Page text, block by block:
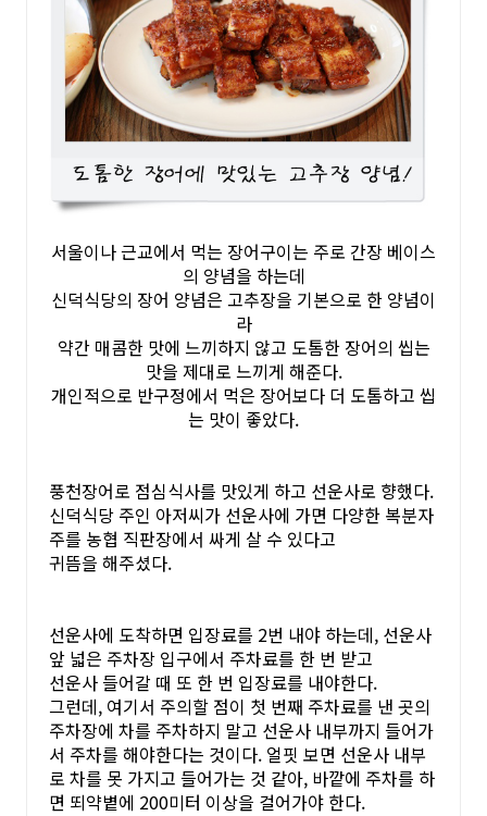
서울이나 근교에서 먹는 장어구이는 주로 간장 베이스
의 양념을 하는데
신덕식당의 장어 양념은 고추장을 기본으로 한 양념이
라
약간 매콤한 맛에 느끼하지 않고 도톰한 장어의 씹는
맛을 제대로 느끼게 해준다.
개인적으로 반구정에서 먹은 장어보다 더 도톰하고 씹
는 맛이 좋았다.
풍천장어로 점심식사를 맛있게 하고 선운사로 향했다.
신덕식당 주인 아저씨가 선운사에 가면 다양한 복분자
주를 농협 직판장에서 싸게 살 수 있다고
귀뜸을 해주셨다.
선운사에 도착하면 입장료를 2번 내야 하는데, 선운사
앞 넓은 주차장 입구에서 주차료를 한 번 받고
선운사 들어갈 때 또 한 번 입장료를 내야한다.
그런데, 여기서 주의할 점이 첫 번째 주차료를 낸 곳의
주차장에 차를 주차하지 말고 선운사 내부까지 들어가
서 주차를 해야한다는 것이다. 얼핏 보면 선운사 내부
로 차를 못 가지고 들어가는 것 같아, 바깥에 주차를 하
면 뙤약볕에 200미터 이상을 걸어가야 한다.